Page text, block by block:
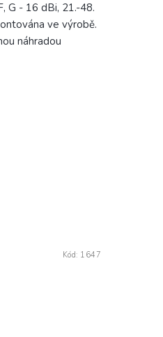
G - 16 dBi, 21.-48.
ve výrobě.
náhradou
Kód: 1647